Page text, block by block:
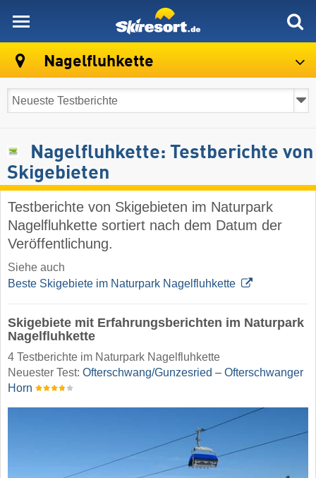
Nagelfluhkette
Nagelfluhkette: Testberichte von
Skigebieten
Testberichte von Skigebieten im Naturpark
Nagelfluhkette sortiert nach dem Datum der
Veröffentlichung.
Siehe auch
Beste Skigebiete im Naturpark Nagelfluhkette
Skigebiete mit Erfahrungsberichten im Naturpark
Nagelfluhkette
4 Testberichte im Naturpark Nagelfluhkette
Neuester Test: Ofterschwang/​Gunzesried – Ofterschwanger
Horn